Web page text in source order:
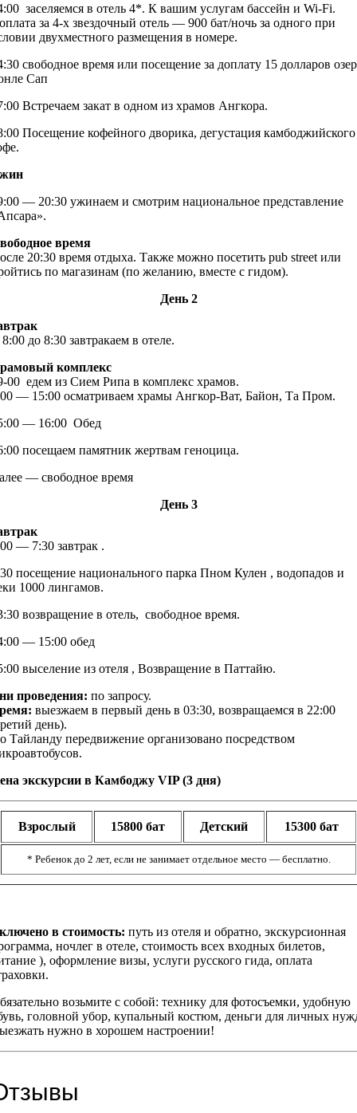
заселяемся в отель 4*. К вашим услугам бассейн и Wi-Fi.
за 4-х звездочный отель — 900 бат/ночь за одного при
двухместного размещения в номере.
свободное время или посещение за доплату 15 долларов
Сап
Встречаем закат в одном из храмов Ангкора.
Посещение кофейного дворика, дегустация камбоджийского
— 20:30 ужинаем и смотрим национальное представление
время
20:30 время отдыха. Также можно посетить pub street или
по магазинам (по желанию, вместе с гидом).
День 2
до 8:30 завтракаем в отеле.
комплекс
00 едем из Сием Рипа в комплекс храмов.
— 15:00 осматриваем храмы Ангкор-Ват, Байон, Та Пром.
— 16:00 Обед
посещаем памятник жертвам геноцица.
— свободное время
День 3
— 7:30 завтрак .
посещение национального парка Пном Кулен , водопадов и
1000 лингамов.
возвращение в отель, свободное время.
— 15:00 обед
выселение из отеля , Возвращение в Паттайю.
проведения: по запросу.
выезжаем в первый день в 03:30, возвращаемся в 22:00
день).
Тайланду передвижение организовано посредством
экскурсии в Камбоджу VIP (3 дня)
Взрослый 15800 бат Детский 15300 бат
* Ребенок до 2 лет, если не занимает отдельное место — бесплатно.
в стоимость: путь из отеля и обратно, экскурсионная
ночлег в отеле, стоимость всех входных билетов,
), оформление визы, услуги русского гида, оплата
возьмите с собой: технику для фотосъемки, удобную
головной убор, купальный костюм, деньги для личных
нужно в хорошем настроении!